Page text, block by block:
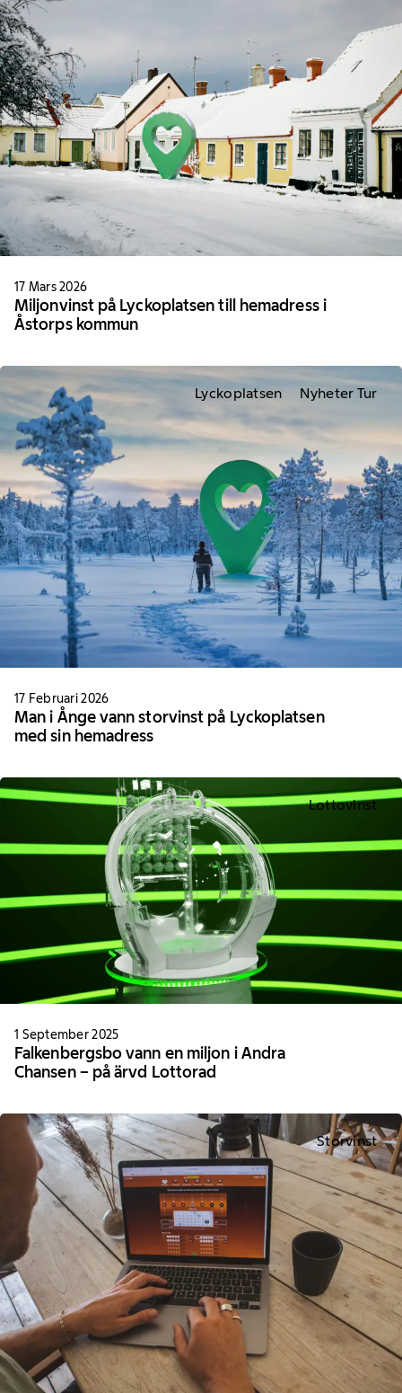
17 Mars 2026
Miljonvinst på Lyckoplatsen till hemadress i
Åstorps kommun
Lyckoplatsen Nyheter Tur
17 Februari 2026
Man i Ånge vann storvinst på Lyckoplatsen
med sin hemadress
Lottovinst
1 September 2025
Falkenbergsbo vann en miljon i Andra
Chansen – på ärvd Lottorad
Storvinst